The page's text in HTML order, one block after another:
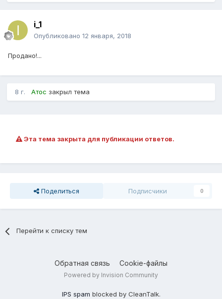
i_1
Опубликовано 12 января, 2018
Продано!...
8 г. Атос закрыл тема
Эта тема закрыта для публикации ответов.
Поделиться Подписчики 0
Перейти к списку тем
Обратная связь Cookie-файлы
Powered by Invision Community
IPS spam blocked by CleanTalk.